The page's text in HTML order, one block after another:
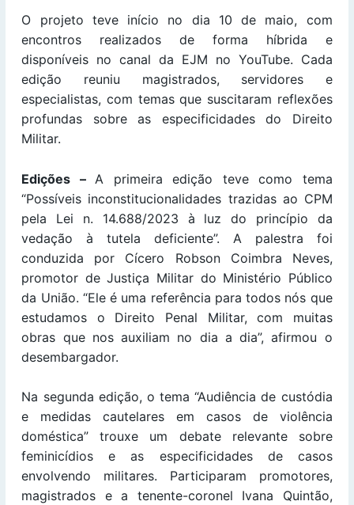
O projeto teve início no dia 10 de maio, com
encontros realizados de forma híbrida e
disponíveis no canal da EJM no YouTube. Cada
edição reuniu magistrados, servidores e
especialistas, com temas que suscitaram reflexões
profundas sobre as especificidades do Direito
Militar.
Edições – A primeira edição teve como tema
“Possíveis inconstitucionalidades trazidas ao CPM
pela Lei n. 14.688/2023 à luz do princípio da
vedação à tutela deficiente”. A palestra foi
conduzida por Cícero Robson Coimbra Neves,
promotor de Justiça Militar do Ministério Público
da União. “Ele é uma referência para todos nós que
estudamos o Direito Penal Militar, com muitas
obras que nos auxiliam no dia a dia”, afirmou o
desembargador.
Na segunda edição, o tema “Audiência de custódia
e medidas cautelares em casos de violência
doméstica” trouxe um debate relevante sobre
feminicídios e as especificidades de casos
envolvendo militares. Participaram promotores,
magistrados e a tenente-coronel Ivana Quintão,